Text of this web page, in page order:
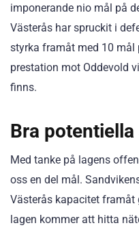
imponerande nio mål på
Västerås har spruckit i
styrka framåt med 10 mål
prestation mot Oddevold
finns.
Bra
Med tanke på lagens
oss en del mål.
Västerås kapacitet
lagen kommer att hitta